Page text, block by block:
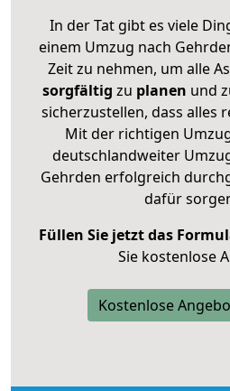
In der Tat gibt es viele
einem Umzug nach
Zeit zu nehmen, um alle
sorgfältig zu planen und
sicherzustellen, dass alles
Mit der richtigen
deutschlandweiter
Gehrden erfolgreich
dafür
Füllen Sie jetzt das
Sie kostenlose
Kostenlose